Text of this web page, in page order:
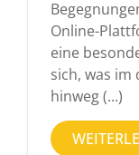
Online-
eine
sich, was im
hinweg (...)